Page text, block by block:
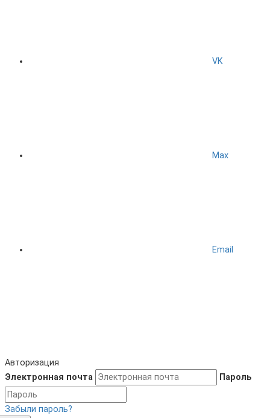
VK
Max
Email
Авторизация
Электронная почта
Пароль
Забыли пароль?